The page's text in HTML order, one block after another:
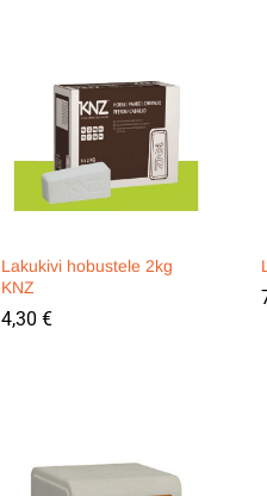
Lakukivi hobustele 2kg
KNZ
4,30 €
4,30 €